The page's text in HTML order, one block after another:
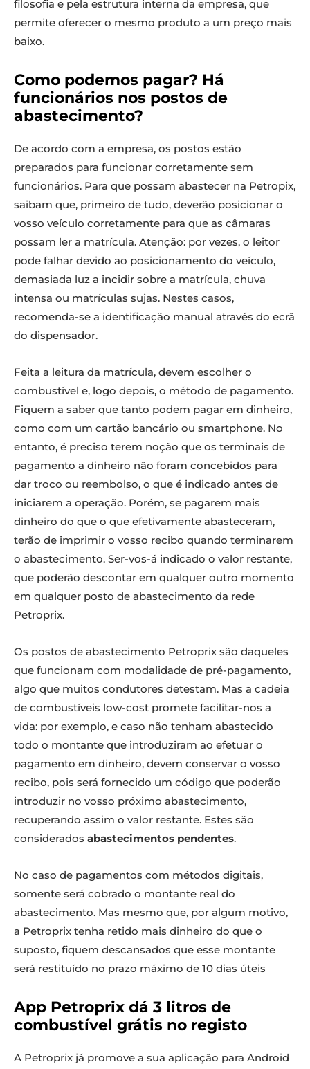
filosofia e pela estrutura interna da empresa, que
permite oferecer o mesmo produto a um preço mais
baixo.
Como podemos pagar? Há
funcionários nos postos de
abastecimento?
De acordo com a empresa, os postos estão
preparados para funcionar corretamente sem
funcionários. Para que possam abastecer na Petropix,
saibam que, primeiro de tudo, deverão posicionar o
vosso veículo corretamente para que as câmaras
possam ler a matrícula. Atenção: por vezes, o leitor
pode falhar devido ao posicionamento do veículo,
demasiada luz a incidir sobre a matrícula, chuva
intensa ou matrículas sujas. Nestes casos,
recomenda-se a identificação manual através do ecrã
do dispensador.
Feita a leitura da matrícula, devem escolher o
combustível e, logo depois, o método de pagamento.
Fiquem a saber que tanto podem pagar em dinheiro,
como com um cartão bancário ou smartphone. No
entanto, é preciso terem noção que os terminais de
pagamento a dinheiro não foram concebidos para
dar troco ou reembolso, o que é indicado antes de
iniciarem a operação. Porém, se pagarem mais
dinheiro do que o que efetivamente abasteceram,
terão de imprimir o vosso recibo quando terminarem
o abastecimento. Ser-vos-á indicado o valor restante,
que poderão descontar em qualquer outro momento
em qualquer posto de abastecimento da rede
Petroprix.
Os postos de abastecimento Petroprix são daqueles
que funcionam com modalidade de pré-pagamento,
algo que muitos condutores detestam. Mas a cadeia
de combustíveis low-cost promete facilitar-nos a
vida: por exemplo, e caso não tenham abastecido
todo o montante que introduziram ao efetuar o
pagamento em dinheiro, devem conservar o vosso
recibo, pois será fornecido um código que poderão
introduzir no vosso próximo abastecimento,
recuperando assim o valor restante. Estes são
considerados abastecimentos pendentes.
No caso de pagamentos com métodos digitais,
somente será cobrado o montante real do
abastecimento. Mas mesmo que, por algum motivo,
a Petroprix tenha retido mais dinheiro do que o
suposto, fiquem descansados que esse montante
será restituído no prazo máximo de 10 dias úteis
App Petroprix dá 3 litros de
combustível grátis no registo
A Petroprix já promove a sua aplicação para Android